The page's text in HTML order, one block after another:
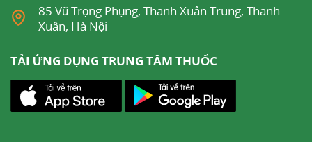
85 Vũ Trọng Phụng, Thanh Xuân Trung, Thanh
Xuân, Hà Nội
TẢI ỨNG DỤNG TRUNG TÂM THUỐC